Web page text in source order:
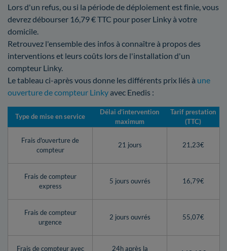
Lors d'un refus, ou si la période de déploiement est finie, vous
devrez débourser 16,79 € TTC pour poser Linky à votre
domicile.
Retrouvez l'ensemble des infos à connaître à propos des
interventions et leurs coûts lors de l'installation d'un
compteur Linky.
Le tableau ci-après vous donne les différents prix liés à une
ouverture de compteur Linkyavec Enedis :
Type de mise en service
Délai d’intervention
maximum
Tarif prestation
(TTC)
Frais d'ouverture de
compteur
21 jours 21,23€
Frais de compteur
express
5 jours ouvrés 16,79€
Frais de compteur
urgence
2 jours ouvrés 55,07€
Frais de compteur avec 24h après la